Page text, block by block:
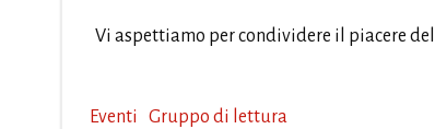
Vi aspettiamo per condividere il piacere
Eventi Gruppo di lettura